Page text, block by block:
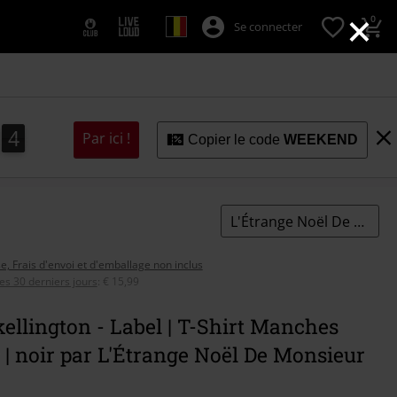
×
Se connecter 0
2
3
2
4
3 Par ici ! Copier le codeWEEKEND
Frais d'envoi et d'emballage non inclus
30 derniers jours
€ 15,99
L'Étrange Noël De Monsieur Jack
- Label | T-Shirt Manches
noir par L'Étrange Noël De Monsieur